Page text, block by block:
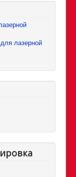
лазерной